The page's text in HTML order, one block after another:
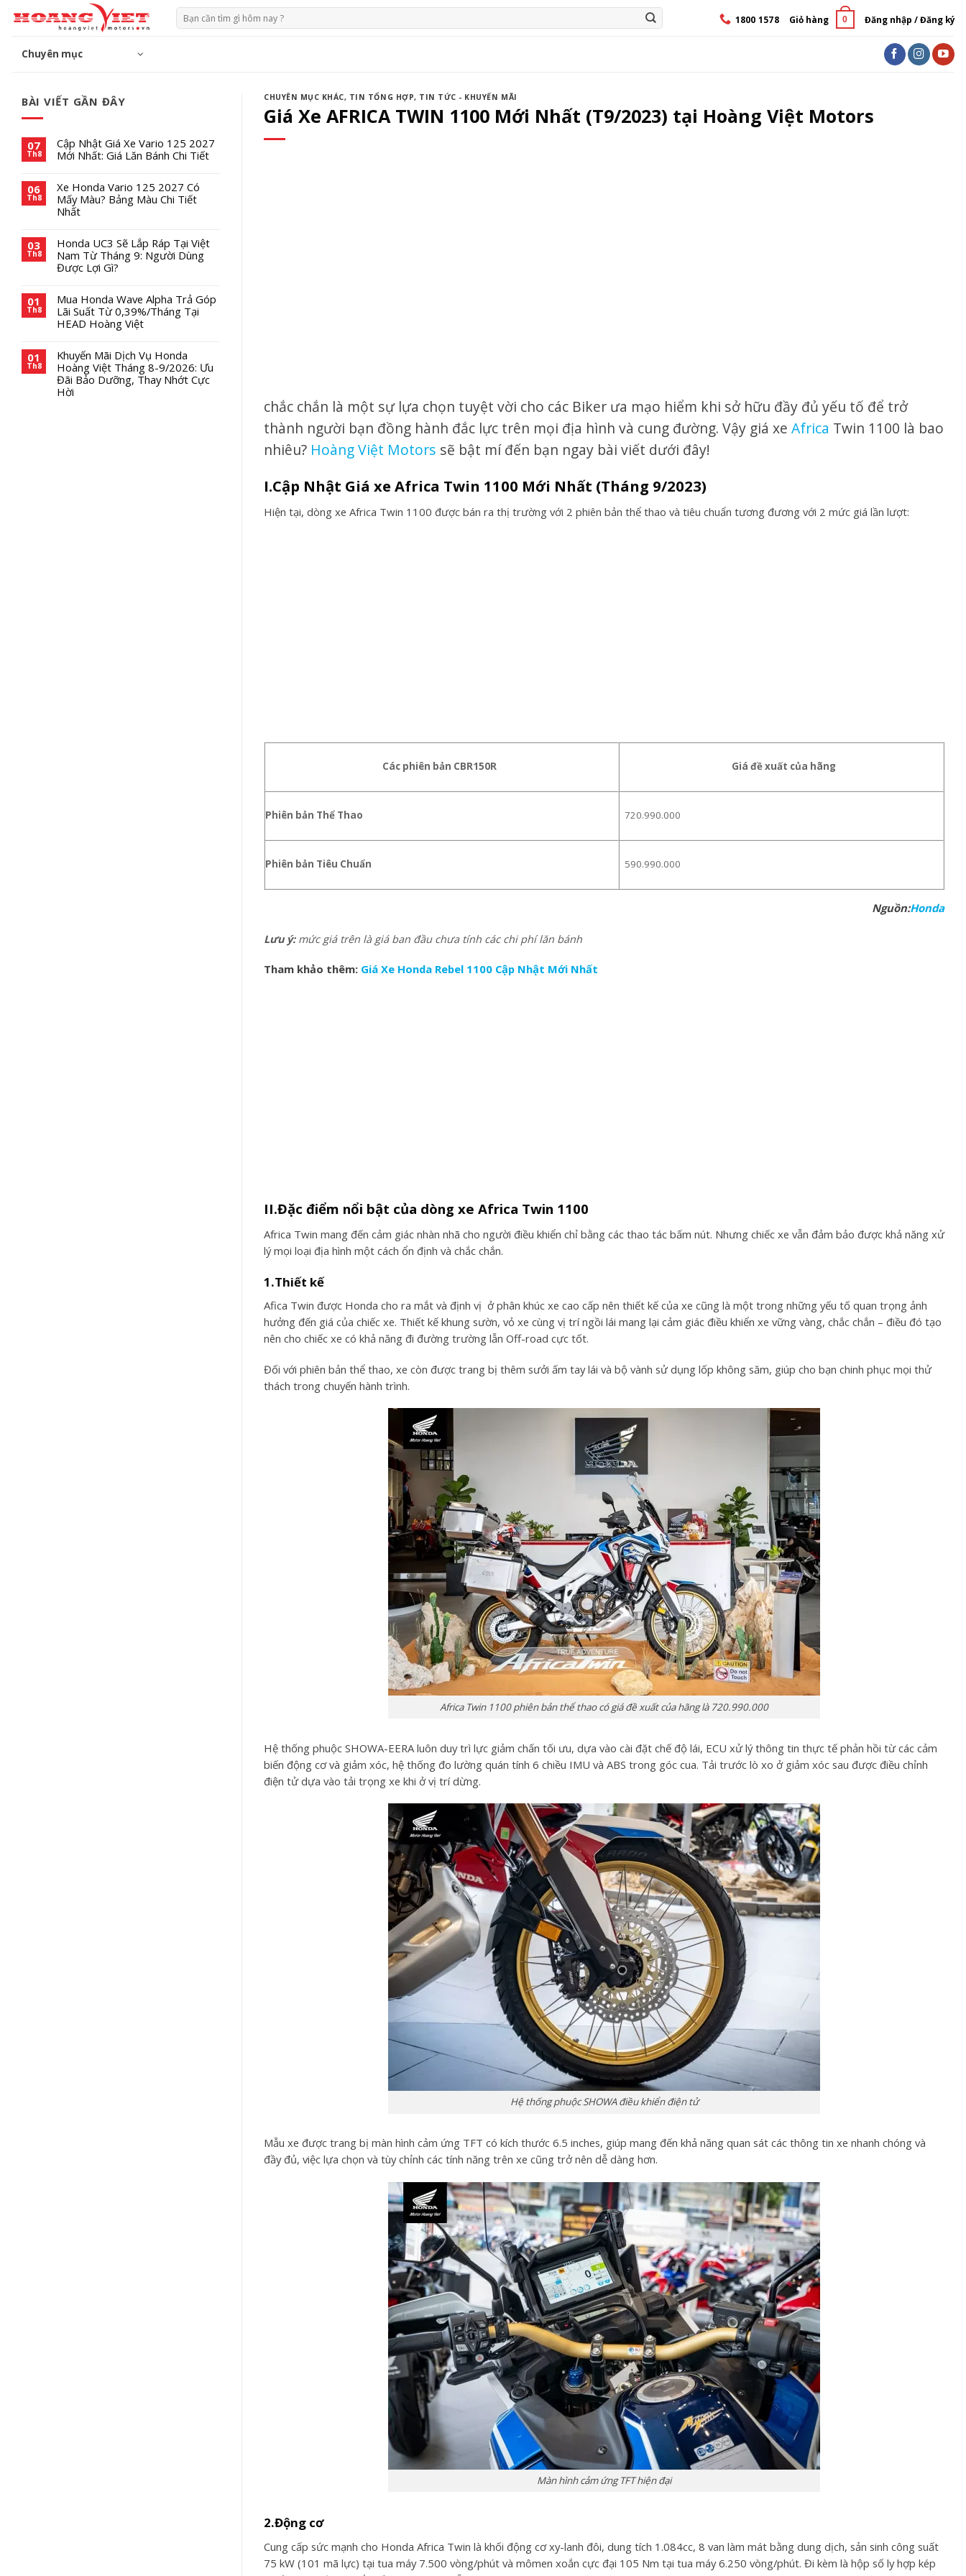
đến
Tìm
kiếm:
1800 1578 Giỏ hàng 0 Đăng nhập / Đăng ký
Chuyên mục
BÀI VIẾT GẦN ĐÂY
07
Th8
Cập Nhật Giá Xe Vario 125 2027
Mới Nhất: Giá Lăn Bánh Chi Tiết
06
Th8
Xe Honda Vario 125 2027 Có
Mấy Màu? Bảng Màu Chi Tiết
Nhất
03
Th8
Honda UC3 Sẽ Lắp Ráp Tại Việt
Nam Từ Tháng 9: Người Dùng
Được Lợi Gì?
01
Th8
Mua Honda Wave Alpha Trả Góp
Lãi Suất Từ 0,39%/Tháng Tại
HEAD Hoàng Việt
01
Th8
Khuyến Mãi Dịch Vụ Honda
Hoàng Việt Tháng 8-9/2026: Ưu
Đãi Bảo Dưỡng, Thay Nhớt Cực
Hời
CHUYÊN MỤC KHÁC, TIN TỔNG HỢP, TIN TỨC - KHUYẾN MÃI
Giá Xe AFRICA TWIN 1100 Mới Nhất (T9/2023) tại Hoàng Việt Motors
chắc chắn là một sự lựa chọn tuyệt vời cho các Biker ưa mạo hiểm khi sở hữu đầy đủ yếu tố để trở
thành người bạn đồng hành đắc lực trên mọi địa hình và cung đường. Vậy giá xe Africa Twin 1100 là bao
nhiêu? Hoàng Việt Motors sẽ bật mí đến bạn ngay bài viết dưới đây!
I.Cập Nhật Giá xe Africa Twin 1100 Mới Nhất (Tháng 9/2023)
Hiện tại, dòng xe Africa Twin 1100 được bán ra thị trường với 2 phiên bản thể thao và tiêu chuẩn tương đương với 2 mức giá lần lượt:
Các phiên bản CBR150R Giá đề xuất của hãng
Phiên bản Thể Thao 720.990.000
Phiên bản Tiêu Chuẩn 590.990.000
Nguồn:Honda
Lưu ý:mức giá trên là giá ban đầu chưa tính các chi phí lăn bánh
Tham khảo thêm: Giá Xe Honda Rebel 1100 Cập Nhật Mới Nhất
II.Đặc điểm nổi bật của dòng xe Africa Twin 1100
Africa Twin mang đến cảm giác nhàn nhã cho người điều khiển chỉ bằng các thao tác bấm nút. Nhưng chiếc xe vẫn đảm bảo được khả năng xử
lý mọi loại địa hình một cách ổn định và chắc chắn.
1.Thiết kế
Afica Twin được Honda cho ra mắt và định vị ở phân khúc xe cao cấp nên thiết kế của xe cũng là một trong những yếu tố quan trọng ảnh
hưởng đến giá của chiếc xe. Thiết kế khung sườn, vỏ xe cùng vị trí ngồi lái mang lại cảm giác điều khiển xe vững vàng, chắc chắn – điều đó tạo
nên cho chiếc xe có khả năng đi đường trường lẫn Off-road cực tốt.
Đối với phiên bản thể thao, xe còn được trang bị thêm sưởi ấm tay lái và bộ vành sử dụng lốp không săm, giúp cho bạn chinh phục mọi thử
thách trong chuyến hành trình.
Africa Twin 1100 phiên bản thể thao có giá đề xuất của hãng là 720.990.000
Hệ thống phuộc SHOWA-EERA luôn duy trì lực giảm chấn tối ưu, dựa vào cài đặt chế độ lái, ECU xử lý thông tin thực tế phản hồi từ các cảm
biến động cơ và giảm xóc, hệ thống đo lường quán tính 6 chiều IMU và ABS trong góc cua. Tải trước lò xo ở giảm xóc sau được điều chỉnh
điện tử dựa vào tải trọng xe khi ở vị trí dừng.
Hệ thống phuộc SHOWA điều khiển điện tử
Mẫu xe được trang bị màn hình cảm ứng TFT có kích thước 6.5 inches, giúp mang đến khả năng quan sát các thông tin xe nhanh chóng và
đầy đủ, việc lựa chọn và tùy chỉnh các tính năng trên xe cũng trở nên dễ dàng hơn.
Màn hình cảm ứng TFT hiện đại
2.Động cơ
Cung cấp sức mạnh cho Honda Africa Twin là khối động cơ xy-lanh đôi, dung tích 1.084cc, 8 van làm mát bằng dung dịch, sản sinh công suất
75 kW (101 mã lực) tại tua máy 7.500 vòng/phút và mômen xoắn cực đại 105 Nm tại tua máy 6.250 vòng/phút. Đi kèm là hộp số ly hợp kép